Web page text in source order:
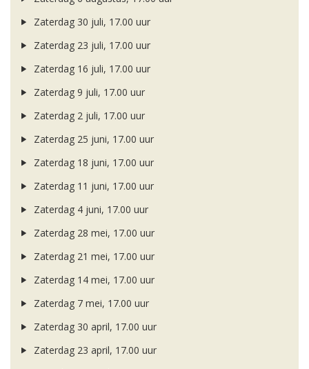
Zaterdag 30 juli, 17.00 uur
Zaterdag 23 juli, 17.00 uur
Zaterdag 16 juli, 17.00 uur
Zaterdag 9 juli, 17.00 uur
Zaterdag 2 juli, 17.00 uur
Zaterdag 25 juni, 17.00 uur
Zaterdag 18 juni, 17.00 uur
Zaterdag 11 juni, 17.00 uur
Zaterdag 4 juni, 17.00 uur
Zaterdag 28 mei, 17.00 uur
Zaterdag 21 mei, 17.00 uur
Zaterdag 14 mei, 17.00 uur
Zaterdag 7 mei, 17.00 uur
Zaterdag 30 april, 17.00 uur
Zaterdag 23 april, 17.00 uur